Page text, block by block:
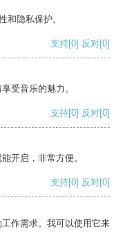
和隐私保护。
支持[0] 反对[0]
受音乐的魅力。
支持[0] 反对[0]
开启，非常方便。
支持[0] 反对[0]
作需求。我可以使用它来